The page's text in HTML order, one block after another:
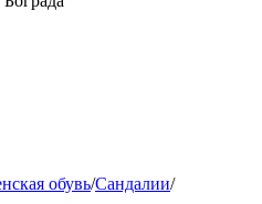
обувь/Сандалии/